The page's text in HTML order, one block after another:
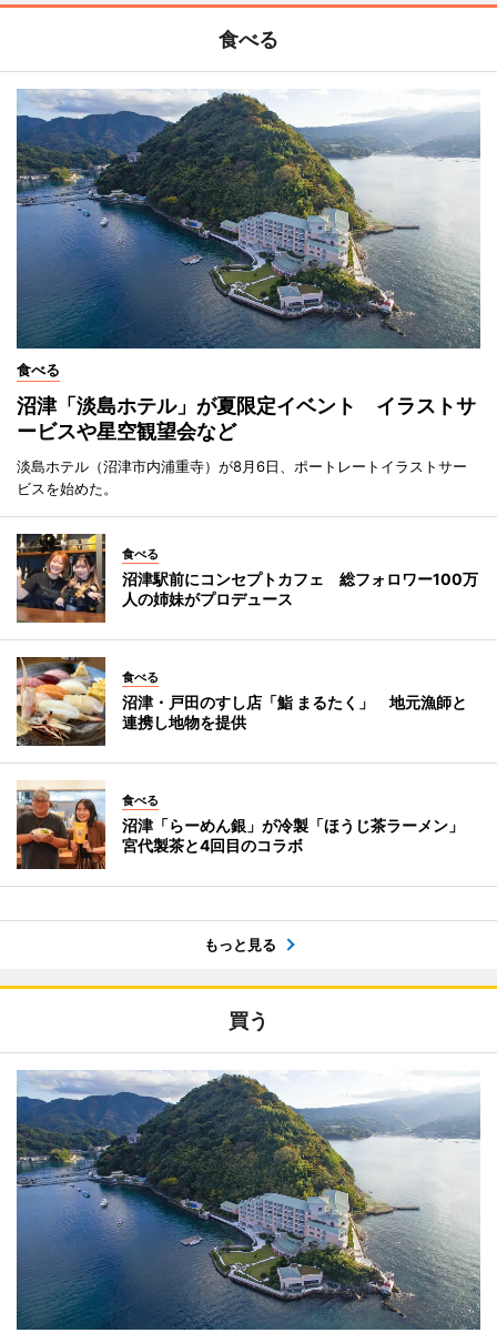
食べる
食べる
沼津「淡島ホテル」が夏限定イベント イラストサ
ービスや星空観望会など
淡島ホテル（沼津市内浦重寺）が8月6日、ポートレートイラストサー
ビスを始めた。
食べる
沼津駅前にコンセプトカフェ 総フォロワー100万
人の姉妹がプロデュース
食べる
沼津・戸田のすし店「鮨 まるたく」 地元漁師と
連携し地物を提供
食べる
沼津「らーめん銀」が冷製「ほうじ茶ラーメン」
宮代製茶と4回目のコラボ
もっと見る
買う